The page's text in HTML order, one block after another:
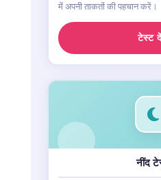
में अपनी ताकतों की पहचान करें।
टेस्ट दें
नींद